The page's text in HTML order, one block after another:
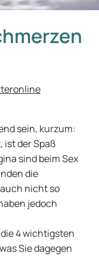
sein, kurzum:
ist der Spaß
sind beim Sex
die
nicht so
jedoch
4 wichtigsten
Sie dagegen